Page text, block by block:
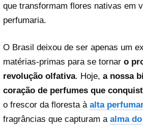
que transformam flores nativas em
perfumaria.
O Brasil deixou de ser apenas um
matérias-primas para se tornar o
revolução olfativa. Hoje, a nossa
coração de perfumes que
o frescor da floresta à alta
fragrâncias que capturam a alma